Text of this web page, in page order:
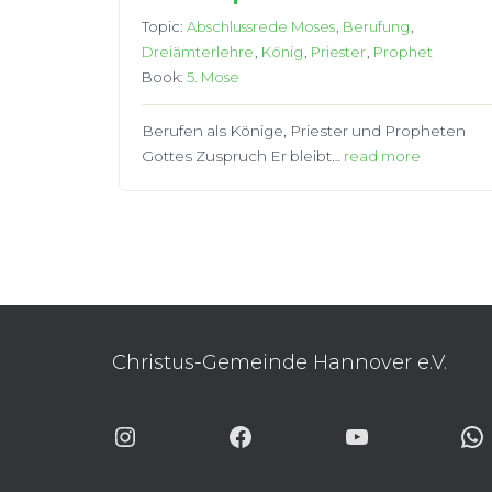
Topic:Abschlussrede Moses, Berufung,
Dreiämterlehre, König, Priester, Prophet
Book:5. Mose
Berufen als Könige, Priester und Propheten
Gottes Zuspruch Er bleibt… read more
Christus-Gemeinde Hannover e.V.